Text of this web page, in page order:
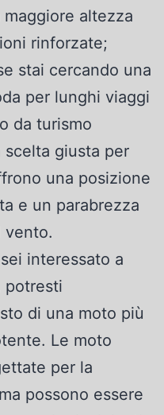
altezza
rinforzate;
stai cercando una
per lunghi viaggi
da turismo
giusta per
una posizione
e un parabrezza
vento.
interessato a
potresti
di una moto più
Le moto
per la
possono essere